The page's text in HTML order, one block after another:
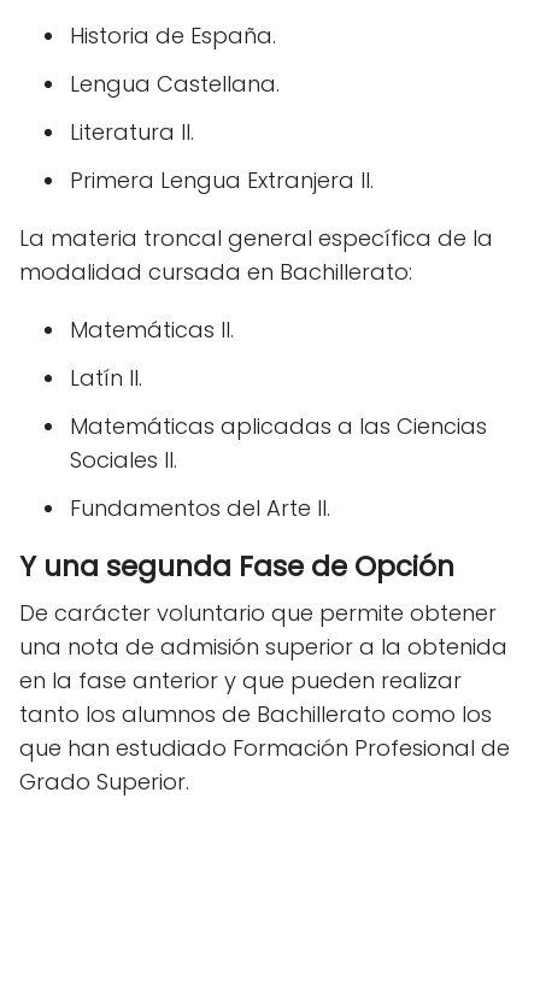
Historia de España.
Lengua Castellana.
Literatura II.
Primera Lengua Extranjera II.
La materia troncal general específica de la
modalidad cursada en Bachillerato:
Matemáticas II.
Latín II.
Matemáticas aplicadas a las Ciencias
Sociales II.
Fundamentos del Arte II.
Y una segunda Fase de Opción
De carácter voluntario que permite obtener
una nota de admisión superior a la obtenida
en la fase anterior y que pueden realizar
tanto los alumnos de Bachillerato como los
que han estudiado Formación Profesional de
Grado Superior.